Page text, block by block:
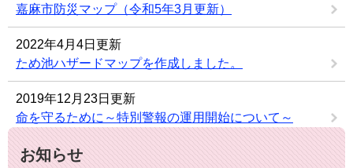
嘉麻市防災マップ（令和5年3月更新）
2022年4月4日更新
ため池ハザードマップを作成しました。
2019年12月23日更新
命を守るために～特別警報の運用開始について～
お知らせ